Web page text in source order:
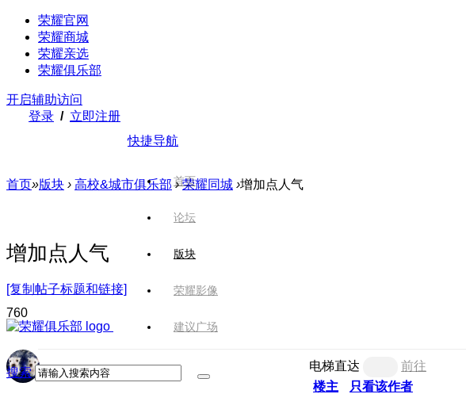
荣耀官网
荣耀商城
荣耀亲选
荣耀俱乐部
开启辅助访问
登录 / 立即注册
快捷导航
首页
论坛
版块
荣耀影像
建议广场
搜索
首页»版块 › 高校&城市俱乐部 › 荣耀同城 ›增加点人气
增加点人气
[复制帖子标题和链接]
760
电梯直达
前往
楼主
只看该作者